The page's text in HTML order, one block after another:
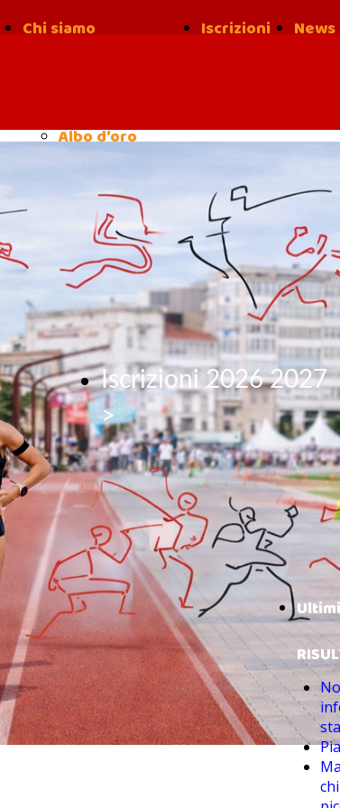
Chi siamo
Albo d'oro
Iscrizioni
News
Iscrizioni 2026 2027
>
Ultimi